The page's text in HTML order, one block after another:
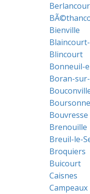
Bienville
Blincourt
Bonneuil-
Boran-
Boursonne
Bouvresse
Brenouille
Breuil-le-
Broquiers
Buicourt
Caisnes
Campeaux